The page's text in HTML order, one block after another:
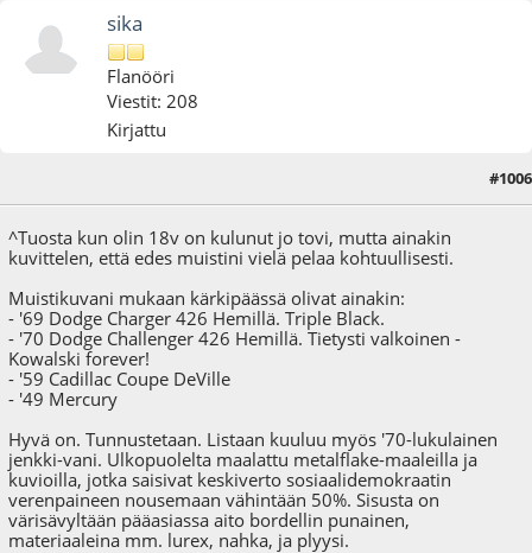
sika
Flanööri
Viestit: 208
Kirjattu
#1006
^Tuosta kun olin 18v on kulunut jo tovi, mutta ainakin
kuvittelen, että edes muistini vielä pelaa kohtuullisesti.
Muistikuvani mukaan kärkipäässä olivat ainakin:
- '69 Dodge Charger 426 Hemillä. Triple Black.
- '70 Dodge Challenger 426 Hemillä. Tietysti valkoinen -
Kowalski forever!
- '59 Cadillac Coupe DeVille
- '49 Mercury
Hyvä on. Tunnustetaan. Listaan kuuluu myös '70-lukulainen
jenkki-vani. Ulkopuolelta maalattu metalflake-maaleilla ja
kuvioilla, jotka saisivat keskiverto sosiaalidemokraatin
verenpaineen nousemaan vähintään 50%. Sisusta on
värisävyltään pääasiassa aito bordellin punainen,
materiaaleina mm. lurex, nahka, ja plyysi.